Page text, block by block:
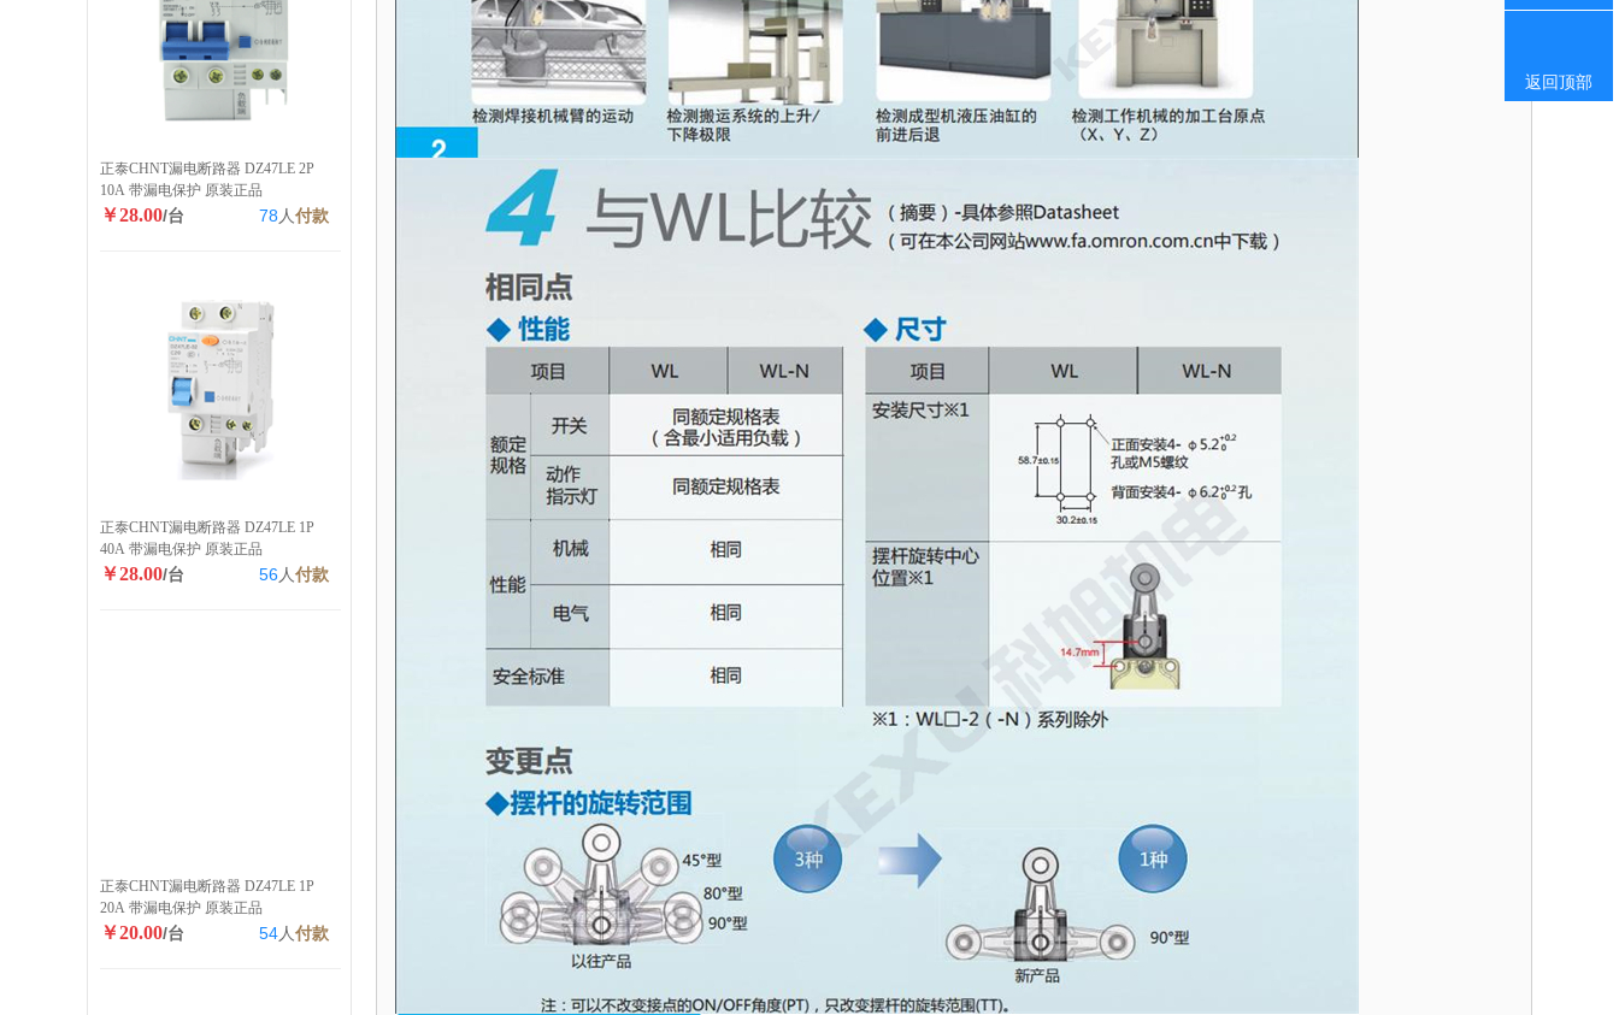
正泰CHNT漏电断路器 DZ47LE 2P
10A 带漏电保护 原装正品
￥28.00/台 78 人付款
正泰CHNT漏电断路器 DZ47LE 1P
40A 带漏电保护 原装正品
￥28.00/台 56人付款
正泰CHNT漏电断路器 DZ47LE 1P
20A 带漏电保护 原装正品
￥20.00/台 54人付款
返回顶部